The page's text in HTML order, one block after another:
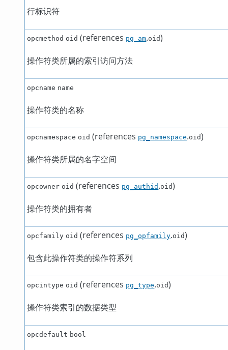
行标识符
opcmethod oid (references pg_am.oid)
操作符类所属的索引访问方法
opcname name
操作符类的名称
opcnamespace oid (references pg_namespace.oid)
操作符类所属的名字空间
opcowner oid (references pg_authid .oid)
操作符类的拥有者
opcfamily oid (references pg_opfamily.oid)
包含此操作符类的操作符系列
opcintype oid (references pg_type.oid)
操作符类索引的数据类型
opcdefault bool